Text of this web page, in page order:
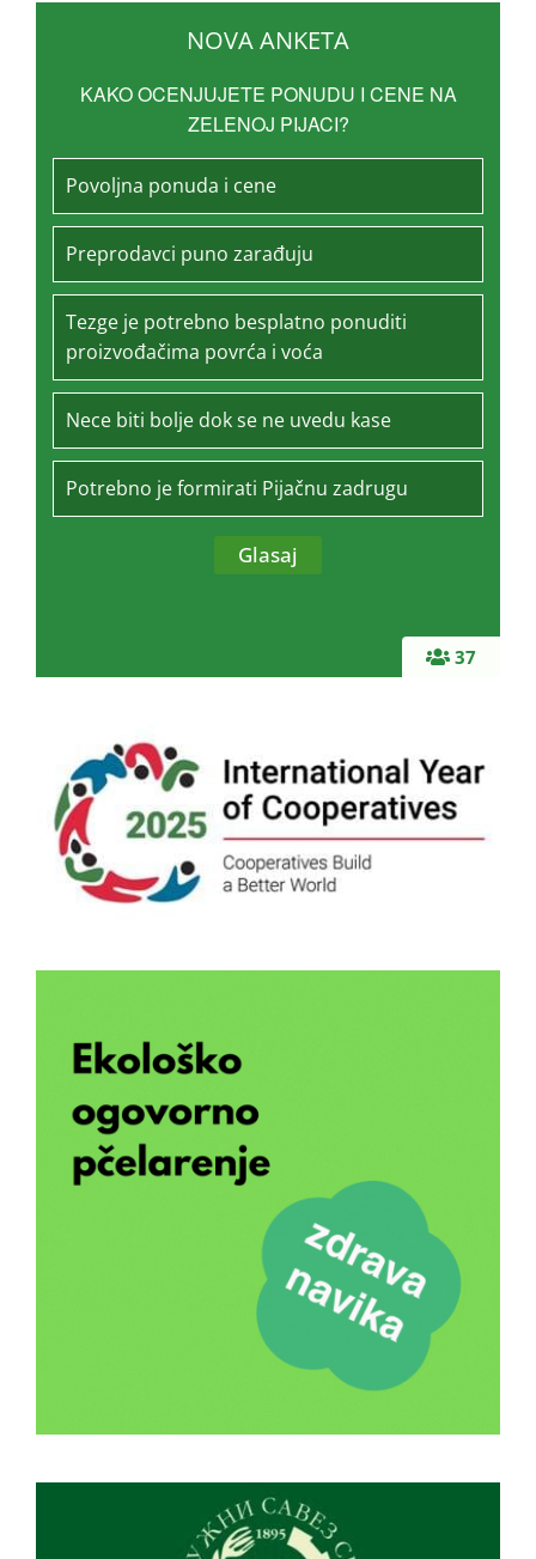
37
NOVA ANKETA
KAKO OCENJUJETE PONUDU I CENE NA
ZELENOJ PIJACI?
Povoljna ponuda i cene
Preprodavci puno zarađuju
Tezge je potrebno besplatno ponuditi
proizvođačima povrća i voća
Nece biti bolje dok se ne uvedu kase
Potrebno je formirati Pijačnu zadrugu